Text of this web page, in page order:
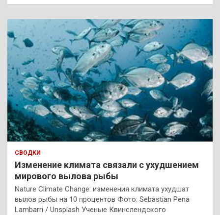
СВОДКИ
Изменение климата связали с ухудшением
мирового вылова рыбы
Nature Climate Change: изменения климата ухудшат
вылов рыбы на 10 процентов Фото: Sebastian Pena
Lambarri / Unsplash Ученые Квинслендского